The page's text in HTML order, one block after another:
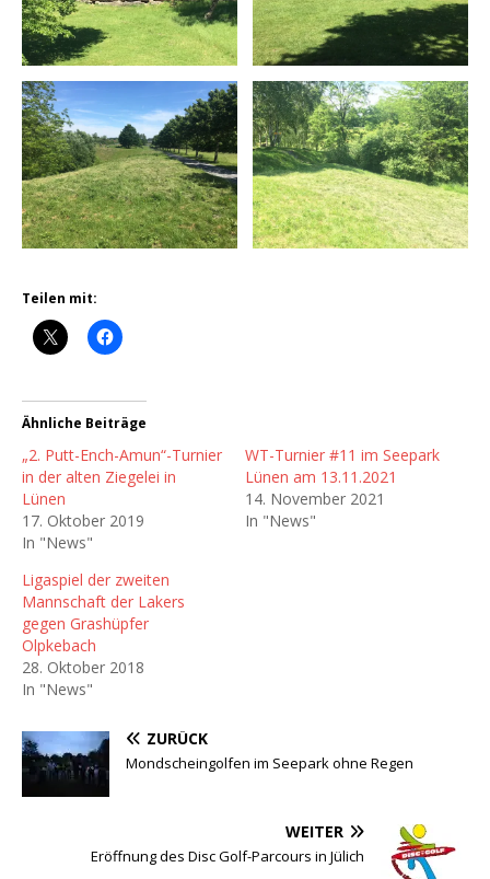
Teilen mit:
Ähnliche Beiträge
„2. Putt-Ench-Amun“-Turnier
in der alten Ziegelei in
Lünen
17. Oktober 2019
In "News"
WT-Turnier #11 im Seepark
Lünen am 13.11.2021
14. November 2021
In "News"
Ligaspiel der zweiten
Mannschaft der Lakers
gegen Grashüpfer
Olpkebach
28. Oktober 2018
In "News"
ZURÜCK
Mondscheingolfen im Seepark ohne Regen
WEITER
Eröffnung des Disc Golf-Parcours in Jülich